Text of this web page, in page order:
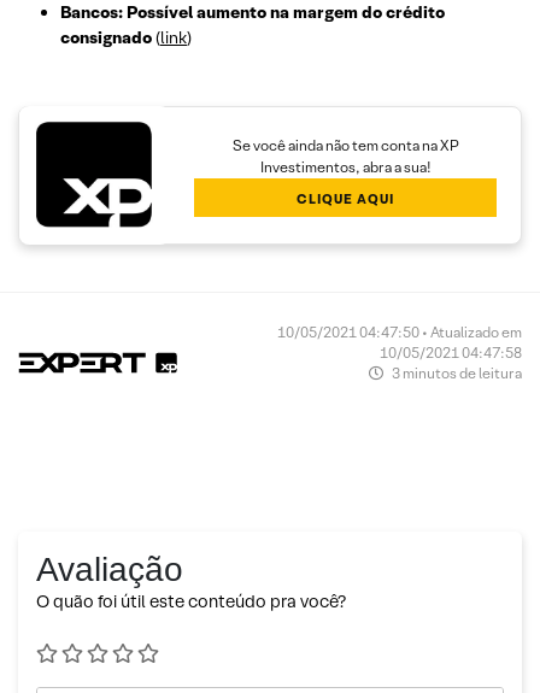
Bancos: Possível aumento na margem do crédito
consignado(link)
Se você ainda não tem conta na XP
Investimentos, abra a sua!
CLIQUE AQUI
10/05/2021 04:47:50 • Atualizado em
10/05/2021 04:47:58
3 minutos de leitura
Avaliação
O quão foi útil este conteúdo pra você?